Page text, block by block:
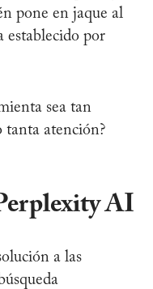
pone en jaque al
establecido por
sea tan
tanta atención?
AI
a las